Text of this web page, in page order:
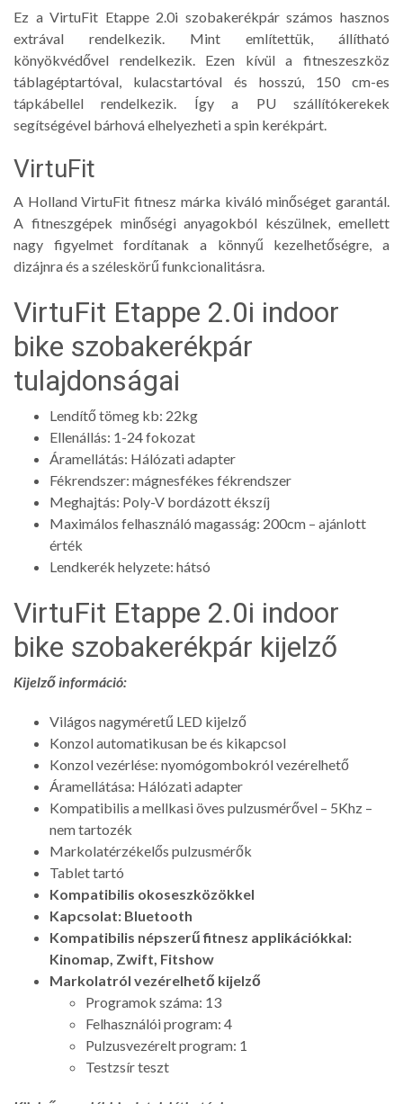
Ez a VirtuFit Etappe 2.0i szobakerékpár számos hasznos
extrával rendelkezik. Mint említettük, állítható
könyökvédővel rendelkezik. Ezen kívül a fitneszeszköz
táblagéptartóval, kulacstartóval és hosszú, 150 cm-es
tápkábellel rendelkezik. Így a PU szállítókerekek
segítségével bárhová elhelyezheti a spin kerékpárt.
VirtuFit
A Holland VirtuFit fitnesz márka kiváló minőséget garantál.
A fitneszgépek minőségi anyagokból készülnek, emellett
nagy figyelmet fordítanak a könnyű kezelhetőségre, a
dizájnra és a széleskörű funkcionalitásra.
VirtuFit Etappe 2.0i indoor
bike szobakerékpár
tulajdonságai
Lendítő tömeg kb: 22kg
Ellenállás: 1-24 fokozat
Áramellátás: Hálózati adapter
Fékrendszer: mágnesfékes fékrendszer
Meghajtás: Poly-V bordázott ékszíj
Maximálos felhasználó magasság: 200cm – ajánlott
érték
Lendkerék helyzete: hátsó
VirtuFit Etappe 2.0i indoor
bike szobakerékpár kijelző
Kijelző információ:
Világos nagyméretű LED kijelző
Konzol automatikusan be és kikapcsol
Konzol vezérlése: nyomógombokról vezérelhető
Áramellátása: Hálózati adapter
Kompatibilis a mellkasi öves pulzusmérővel – 5Khz –
nem tartozék
Markolatérzékelős pulzusmérők
Tablet tartó
Kompatibilis okoseszközökkel
Kapcsolat: Bluetooth
Kompatibilis népszerű fitnesz applikációkkal:
Kinomap, Zwift, Fitshow
Markolatról vezérelhető kijelző
Programok száma: 13
Felhasználói program: 4
Pulzusvezérelt program: 1
Testzsír teszt